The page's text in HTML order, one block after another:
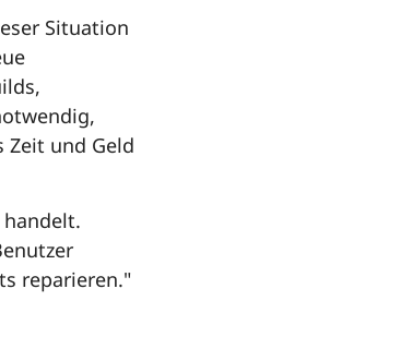
Situation
und Geld
reparieren."